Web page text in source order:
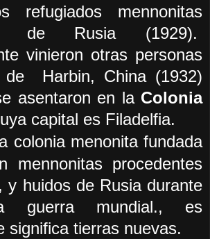
refugiados mennonitas
de Rusia (1929).
vinieron otras personas
de
Harbin, China (1932)
asentaron en la Colonia
capital es Filadelfia.
colonia menonita fundada
mennonitas procedentes
y huidos de Rusia durante
guerra mundial., es
significa tierras nuevas.